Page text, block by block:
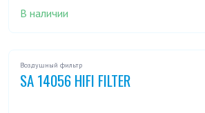
В наличии
Воздушный фильтр
SA 14056 HIFI FILTER